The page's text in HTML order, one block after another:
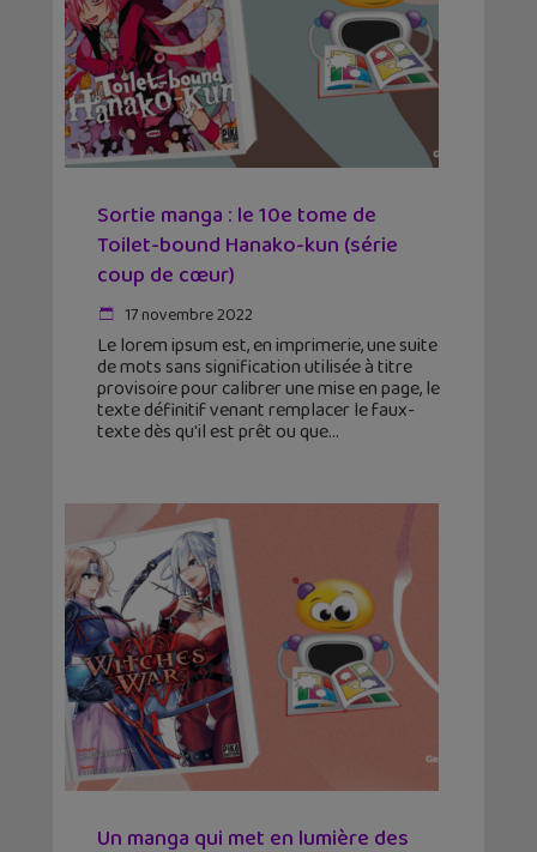
Sortie manga : le 10e tome de
Toilet-bound Hanako-kun (série
coup de cœur)
17 novembre 2022
Le lorem ipsum est, en imprimerie, une suite
de mots sans signification utilisée à titre
provisoire pour calibrer une mise en page, le
texte définitif venant remplacer le faux-
texte dès qu'il est prêt ou que
Un manga qui met en lumière des